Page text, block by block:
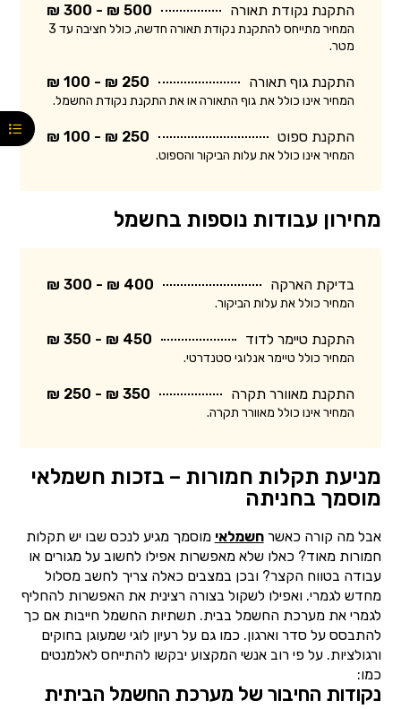
התקנת נקודת תאורה 500 ₪ - 300 ₪
המחיר מתייחס להתקנת נקודת תאורה חדשה, כולל חציבה עד 3
מטר.
התקנת גוף תאורה 250 ₪ - 100 ₪
המחיר אינו כולל את גוף התאורה או את התקנת נקודת החשמל.
התקנת ספוט 250 ₪ - 100 ₪
המחיר אינו כולל את עלות הביקור והספוט.
מחירון עבודות נוספות בחשמל
בדיקת הארקה 400 ₪ - 300 ₪
המחיר כולל את עלות הביקור.
התקנת טיימר לדוד 450 ₪ - 350 ₪
המחיר כולל טיימר אנלוגי סטנדרטי.
התקנת מאוורר תקרה 350 ₪ - 250 ₪
המחיר אינו כולל מאוורר תקרה.
מניעת תקלות חמורות – בזכות חשמלאי
מוסמך בחניתה
אבל מה קורה כאשרחשמלאי מוסמך מגיע לנכס שבו יש תקלות
חמורות מאוד? כאלו שלא מאפשרות אפילו לחשוב על מגורים או
עבודה בטווח הקצר? ובכן במצבים כאלה צריך לחשב מסלול
מחדש לגמרי. ואפילו לשקול בצורה רצינית את האפשרות להחליף
לגמרי את מערכת החשמל בבית. תשתיות החשמל חייבות אם כך
להתבסס על סדר וארגון. כמו גם על רעיון לוגי שמעוגן בחוקים
ורגולציות. על פי רוב אנשי המקצוע יבקשו להתייחס לאלמנטים
כמו:
נקודות החיבור של מערכת החשמל הביתית